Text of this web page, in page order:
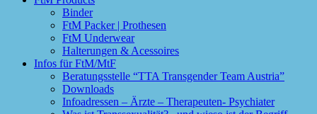
Binder
FtM Packer | Prothesen
FtM Underwear
Halterungen & Acessoires
Infos für FtM/MtF
Beratungsstelle “TTA Transgender Team Austria”
Downloads
Infoadressen – Ärzte – Therapeuten- Psychiater